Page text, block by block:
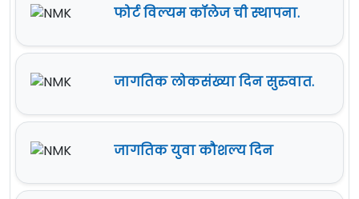
फोर्ट विल्यम कॉलेज ची स्थापना.
जागतिक लोकसंख्या दिन सुरुवात.
जागतिक युवा कौशल्य दिन